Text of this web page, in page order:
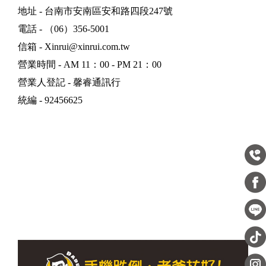
地址 - 台南市安南區安和路四段247號
電話 - （06）356-5001
信箱 - Xinrui@xinrui.com.tw
營業時間 - AM 11：00 - PM 21：00
營業人登記 - 馨睿通訊行
統編 - 92456625